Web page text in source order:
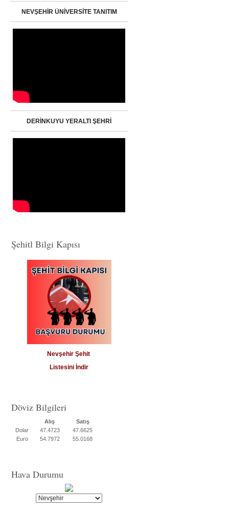
NEVŞEHİR ÜNİVERSİTE TANITIM
DERİNKUYU YERALTI ŞEHRİ
Şehitl Bilgi Kapısı
Nevşehir Şehit
Listesini İndir
Döviz Bilgileri
Alış
Satış
Dolar
47.4723
47.6625
Euro
54.7972 55.0168
Hava Durumu